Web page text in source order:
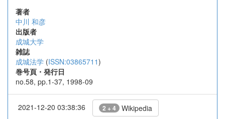
著者
中川 和彦
出版者
成城大学
雑誌
成城法学 (ISSN:03865711)
巻号頁・発行日
no.58, pp.1-37, 1998-09
2021-12-20 03:38:36 2 + 4 Wikipedia